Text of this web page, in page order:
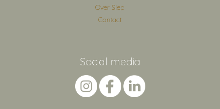
Over Siep
Contact
Social media